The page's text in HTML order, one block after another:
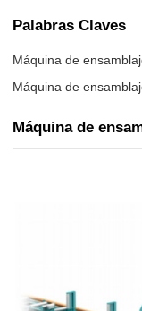
Palabras Claves
Máquina de
Máquina de
Máquina de